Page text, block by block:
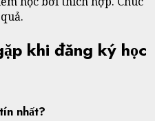
khi đăng ký học
nhất?